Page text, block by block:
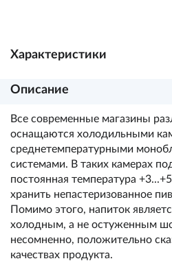
Характеристики
Описание
Все современные магазины
оснащаются холодильными
среднетемпературными
системами. В таких камерах
постоянная температура
хранить непастеризованное
Помимо этого, напиток
холодным, а не остуженным
несомненно, положительно
качествах продукта.